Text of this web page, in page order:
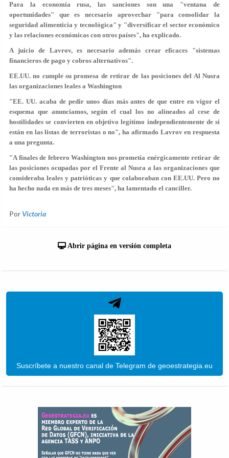
Para la economía rusa, las sanciones son una "ventana de
oportunidades" que es necesario aprovechar "para consolidar la
seguridad alimenticia y tecnológica" y "diversificar el sector económico
y las relaciones económicas con otros países", ha explicado.
A juicio de Lavrov, es necesario además crear eficaces "sistemas
financieros de pago y cobros alternativos".
EE.UU. no cumple su promesa de retirar de las posiciones del Al Nusra
las organizaciones leales a Washington
"EE. UU. acaba de pedir unos días más antes de que entre en vigor el
esquema que anunciamos, según el cual los no alineados al cese de
hostilidades se convierten en objetivo legítimo independientemente de si
están en las listas de terroristas o no", ha afirmado Lavrov en respuesta
a una pregunta.
"A finales de febrero Washington nos prometía enérgicamente retirar de
las posiciones ocupadas por el Frente al Nusra a las organizaciones que
consideraba leales y patrióticas y que colaboraban con EE.UU. Pero no
ha hecho nada en más de tres meses", ha lamentado el canciller.
Por Victoria
Abrir página en versión completa
Suscríbete a nuestro canal de Telegram de geoestrategia.eu